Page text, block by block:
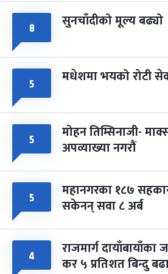
८ सुनचाँदीको मूल्य बढ्यो
५ मधेशमा भयको रोटी
५ मोहन तिम्सिनाजी-
अपव्याख्या नगरौं
५ महानगरका १८७
सकेनन् सवा ८ अर्ब
४ राजमार्ग दायाँबायाँका
कर ५ प्रतिशत बिन्दु